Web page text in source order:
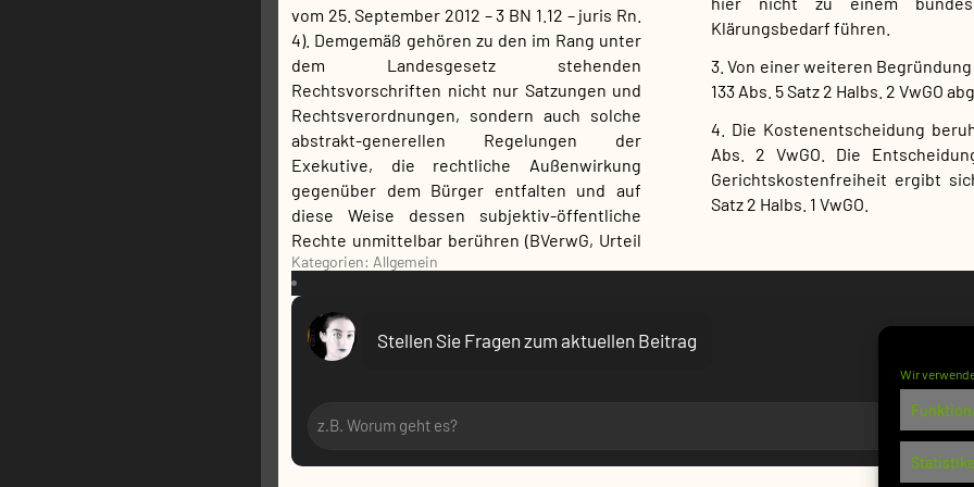
Wir
vom 25. September 2012 – 3 BN 1.12 – juris Rn.
4). Demgemäß gehören zu den im Rang unter
dem Landesgesetz stehenden
Rechtsvorschriften nicht nur Satzungen und
Rechtsverordnungen, sondern auch solche
abstrakt-generellen Regelungen der
Exekutive, die rechtliche Außenwirkung
gegenüber dem Bürger entfalten und auf
diese Weise dessen subjektiv-öffentliche
Rechte unmittelbar berühren (BVerwG, Urteil
Klärungsbedarf führen.
3. Von einer weiteren
133 Abs. 5 Satz 2 Halbs. 2 VwGO
4. Die Kostenentscheidung
Abs. 2 VwGO. Die
Gerichtskostenfreiheit ergibt
Satz 2 Halbs. 1 VwGO.
Kategorien: Allgemein
VR: Stellen Sie Fragen zum aktuellen Beitrag